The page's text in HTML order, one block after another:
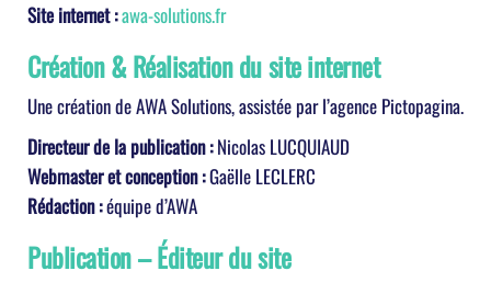
Site internet :awa-solutions.fr
Création & Réalisation du site internet
Une création de AWA Solutions, assistée par l’agence Pictopagina.
Directeur de la publication :Nicolas LUCQUIAUD
Webmaster et conception :Gaëlle LECLERC
Rédaction :équipe d’AWA
Publication – Éditeur du site